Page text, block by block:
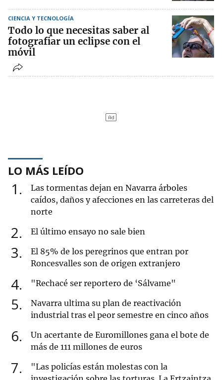
CIENCIA Y TECNOLOGÍA
Todo lo que necesitas saber al
fotografiar un eclipse con el
móvil
LO MÁS LEÍDO
1
Las tormentas dejan en Navarra árboles
caídos, daños y afecciones en las carreteras del
norte
2 El último ensayo no sale bien
3
El 85% de los peregrinos que entran por
Roncesvalles son de origen extranjero
4 "Rechacé ser reportero de ‘Sálvame"
5
Navarra ultima su plan de reactivación
industrial tras el peor semestre en cinco años
6
Un acertante de Euromillones gana el bote de
más de 111 millones de euros
7
"Las policías están molestas con la